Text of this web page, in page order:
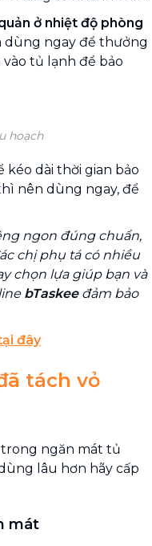
ở nhiệt độ phòng
dùng ngay để thưởng
tủ lạnh để bảo
hoạch
kéo dài thời gian bảo
nên dùng ngay, để
ngon đúng chuẩn,
chị phụ tá có nhiều
chọn lựa giúp bạn và
bTaskeeđảm bảo
đây
tách vỏ
trong ngăn mát tủ
lâu hơn hãy cấp
mát